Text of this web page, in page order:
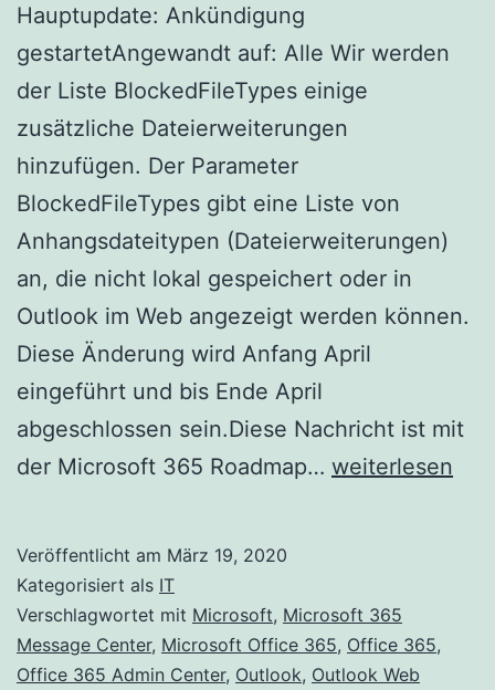
Hauptupdate: Ankündigung
gestartetAngewandt auf: Alle Wir werden
der Liste BlockedFileTypes einige
zusätzliche Dateierweiterungen
hinzufügen. Der Parameter
BlockedFileTypes gibt eine Liste von
Anhangsdateitypen (Dateierweiterungen)
an, die nicht lokal gespeichert oder in
Outlook im Web angezeigt werden können.
Diese Änderung wird Anfang April
eingeführt und bis Ende April
abgeschlossen sein.Diese Nachricht ist mit
der Microsoft 365 Roadmap… Aktualisierte
in
Outlook
weiterlesen
Veröffentlicht am März 19, 2020
Kategorisiert als IT
Verschlagwortet mit Microsoft, Microsoft 365
Message Center, Microsoft Office 365, Office 365,
Office 365 Admin Center, Outlook, Outlook Web